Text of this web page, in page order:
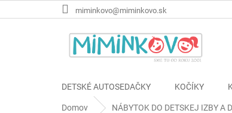
na
miminkovo@miminkovo.sk
DETSKÉ AUTOSEDAČKY KOČÍKY
Domov NÁBYTOK DO DETSKEJ IZBY A